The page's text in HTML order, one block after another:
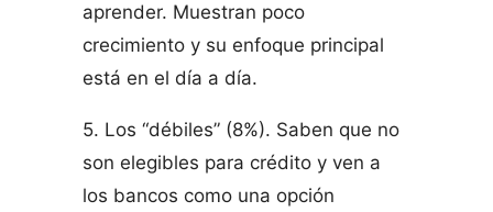
aprender. Muestran poco
crecimiento y su enfoque principal
está en el día a día.
5. Los “débiles” (8%). Saben que no
son elegibles para crédito y ven a
los bancos como una opción